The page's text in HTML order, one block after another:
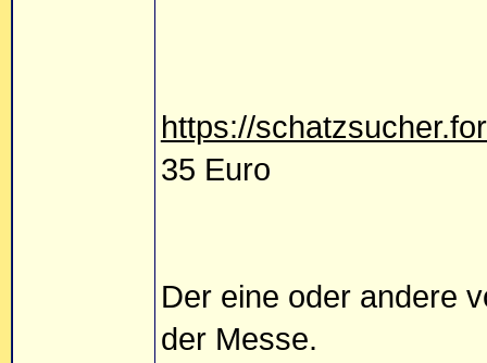
https://
35 Euro
Der eine oder andere
der Messe.